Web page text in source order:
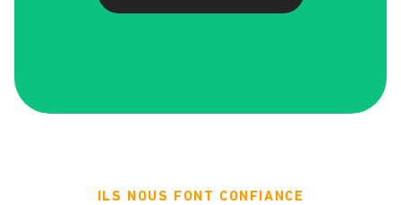
ILS NOUS FONT CONFIANCE